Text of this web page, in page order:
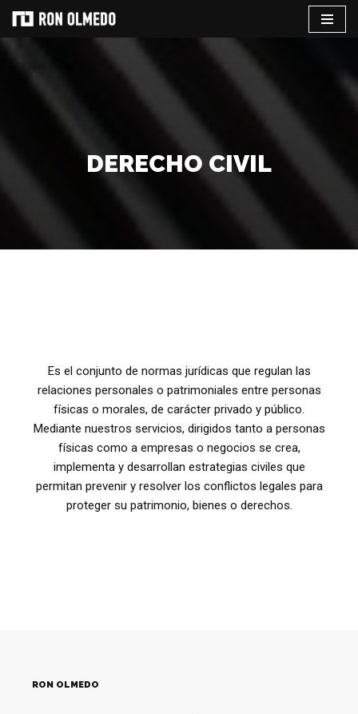
DERECHO CIVIL
Es el conjunto de normas jurídicas que regulan las
relaciones personales o patrimoniales entre personas
físicas o morales, de carácter privado y público.
Mediante nuestros servicios, dirigidos tanto a personas
físicas como a empresas o negocios se crea,
implementa y desarrollan estrategias civiles que
permitan prevenir y resolver los conflictos legales para
proteger su patrimonio, bienes o derechos.
RON OLMEDO